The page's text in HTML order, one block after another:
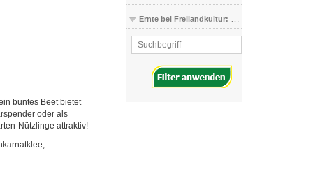
buntes Beet bietet
oder als
Nützlinge attraktiv!
Ernte bei Freilandkultur: